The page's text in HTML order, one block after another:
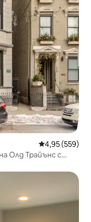
Средна
4,95 (559)
Олд Трайънс с